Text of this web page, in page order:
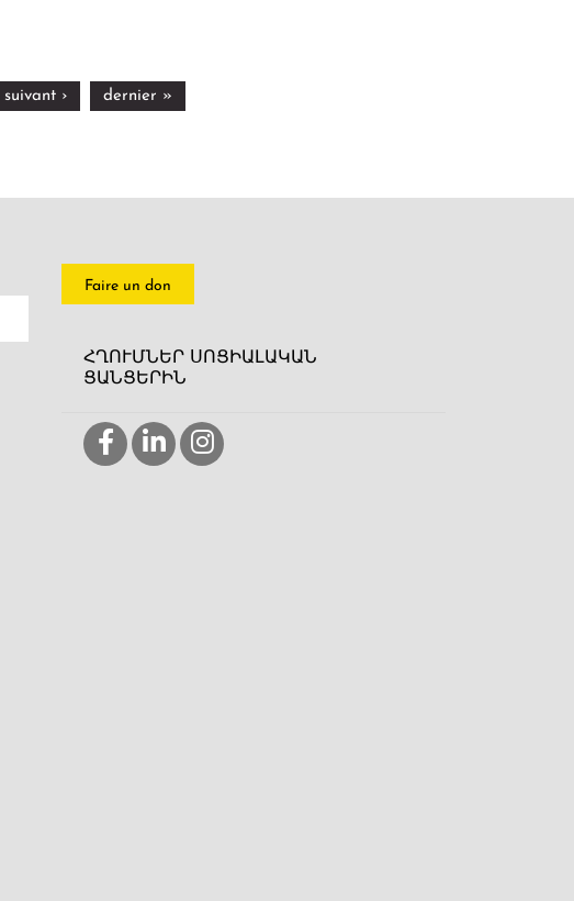
suivant › dernier »
Faire un don
ՀՂՈՒՄՆԵՐ ՍՈՑԻԱԼԱԿԱՆ
ՑԱՆՑԵՐԻՆ